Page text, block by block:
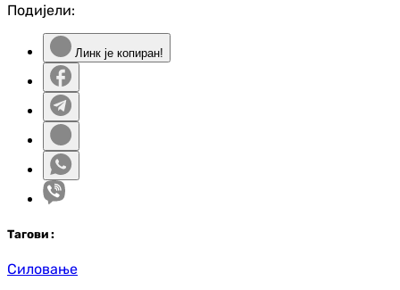
Подијели:
Линк је копиран!
Тагови :
Силовање